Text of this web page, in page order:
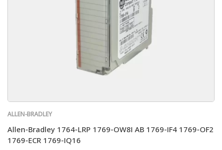
ALLEN-BRADLEY
Allen-Bradley 1764-LRP 1769-OW8I AB 1769-IF4 1769-OF2
1769-ECR 1769-IQ16